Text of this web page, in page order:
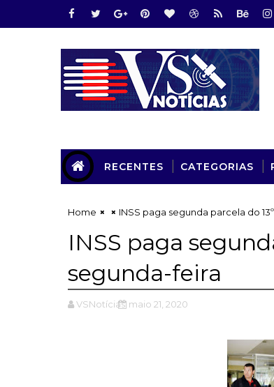
RECENTES CATEGORIAS
Home INSS paga segunda parcela do
INSS paga
segunda-feira
VSNotícias maio 21, 2020